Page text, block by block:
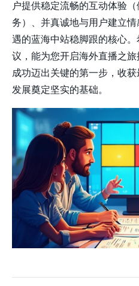
户提供稳定流畅的互动体验（
务）、并真诚地与用户建立
遇的蓝海中站稳脚跟的核心
议，能为您开启海外直播之
成功迈出关键的第一步，收
发展奠定坚实的基础。